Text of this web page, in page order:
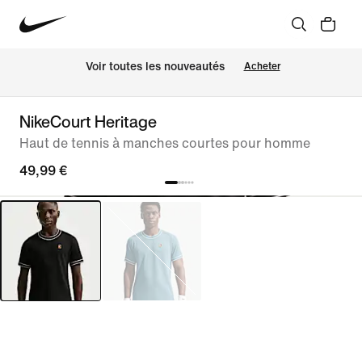
Voir toutes les nouveautés Acheter
NikeCourt Heritage
Haut de tennis à manches courtes pour homme
49,99 €